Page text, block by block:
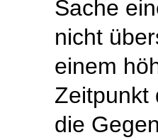
Sache
nicht
einem
Zeitpunkt
die